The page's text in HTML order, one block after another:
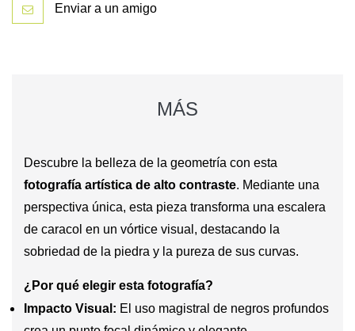
Enviar a un amigo
MÁS
Descubre la belleza de la geometría con esta
fotografía artística de alto contraste. Mediante una
perspectiva única, esta pieza transforma una escalera
de caracol en un vórtice visual, destacando la
sobriedad de la piedra y la pureza de sus curvas.
¿Por qué elegir esta fotografía?
Impacto Visual: El uso magistral de negros profundos